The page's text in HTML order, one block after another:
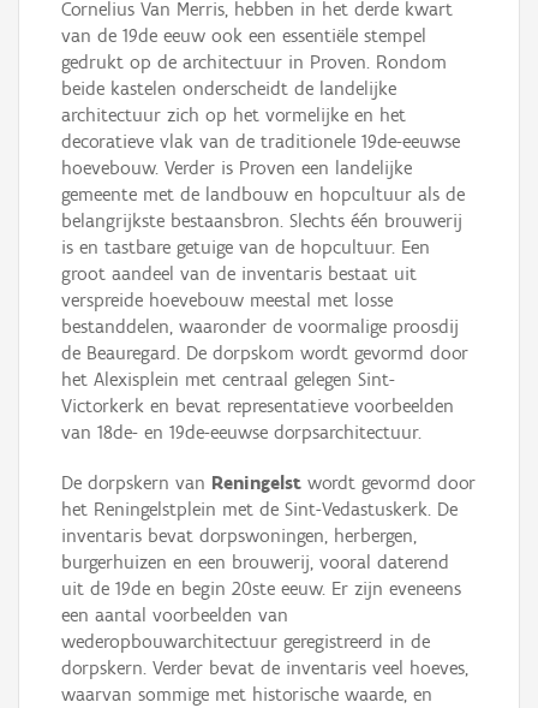
Cornelius Van Merris, hebben in het derde kwart
van de 19de eeuw ook een essentiële stempel
gedrukt op de architectuur in Proven. Rondom
beide kastelen onderscheidt de landelijke
architectuur zich op het vormelijke en het
decoratieve vlak van de traditionele 19de-eeuwse
hoevebouw. Verder is Proven een landelijke
gemeente met de landbouw en hopcultuur als de
belangrijkste bestaansbron. Slechts één brouwerij
is en tastbare getuige van de hopcultuur. Een
groot aandeel van de inventaris bestaat uit
verspreide hoevebouw meestal met losse
bestanddelen, waaronder de voormalige proosdij
de Beauregard. De dorpskom wordt gevormd door
het Alexisplein met centraal gelegen Sint-
Victorkerk en bevat representatieve voorbeelden
van 18de- en 19de-eeuwse dorpsarchitectuur.
De dorpskern van Reningelst wordt gevormd door
het Reningelstplein met de Sint-Vedastuskerk. De
inventaris bevat dorpswoningen, herbergen,
burgerhuizen en een brouwerij, vooral daterend
uit de 19de en begin 20ste eeuw. Er zijn eveneens
een aantal voorbeelden van
wederopbouwarchitectuur geregistreerd in de
dorpskern. Verder bevat de inventaris veel hoeves,
waarvan sommige met historische waarde, en